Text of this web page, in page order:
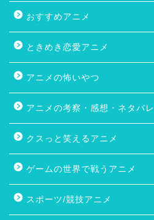
おすすめアニメ
ときめき恋愛アニメ
アニメの怖いやつ
アニメの考察・感想・ネタバレ
クスっと笑えるアニメ
ゲームの世界で戦うアニメ
スポーツ/競技アニメ